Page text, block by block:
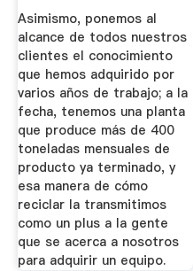
Asimismo, ponemos al
alcance de todos nuestros
clientes el conocimiento
que hemos adquirido por
varios años de trabajo; a la
fecha, tenemos una planta
que produce más de 400
toneladas mensuales de
producto ya terminado, y
esa manera de cómo
reciclar la transmitimos
como un plus a la gente
que se acerca a nosotros
para adquirir un equipo.